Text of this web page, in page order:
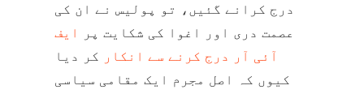
درج کرانے گئیں، تو پولیس نے ان کی
عصمت دری اور اغوا کی شکایت پر
ایف
آئی آر درج کرنے سے انکار کر دیا
کیوں کہ اصل مجرم ایک مقامی سیاسی